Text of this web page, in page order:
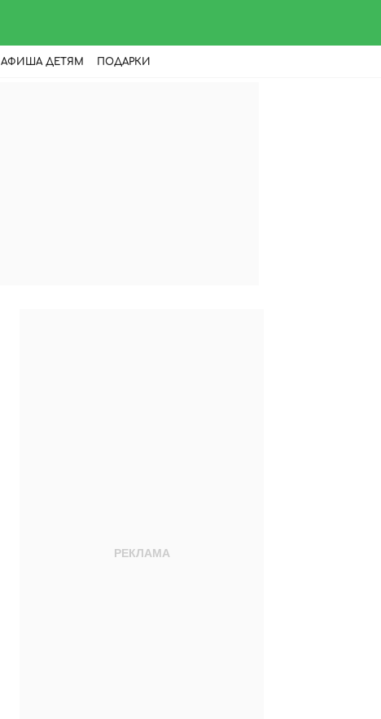
АФИША ДЕТЯМ ПОДАРКИ